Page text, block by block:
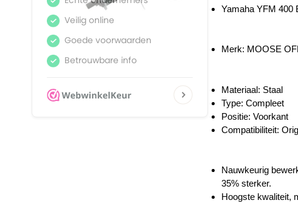
Yamaha YFM 400
Merk: MOOSE
Materiaal: Staal
Type: Compleet
Positie: Voorkant
Compatibiliteit:
Nauwkeurig
35% sterker.
Hoogste kwaliteit,